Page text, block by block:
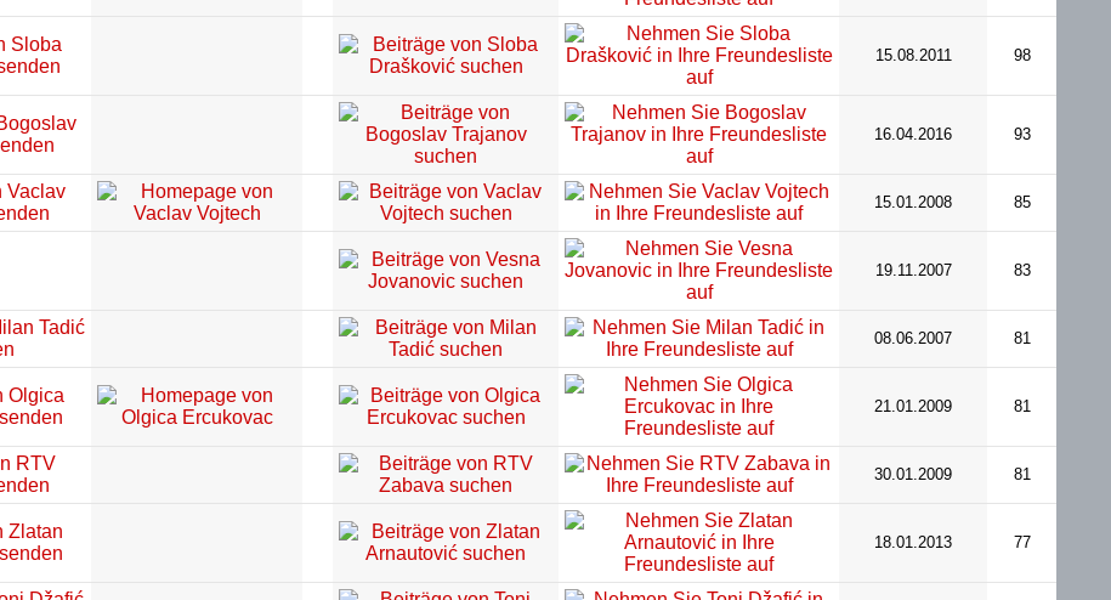
15.08.2011 98
16.04.2016 93
15.01.2008 85
19.11.2007 83
08.06.2007 81
21.01.2009 81
30.01.2009 81
18.01.2013 77